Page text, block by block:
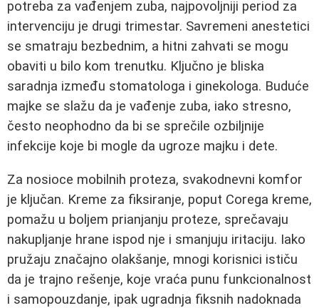
potreba za vađenjem zuba, najpovoljniji period za
intervenciju je drugi trimestar. Savremeni anestetici
se smatraju bezbednim, a hitni zahvati se mogu
obaviti u bilo kom trenutku. Ključno je bliska
saradnja između stomatologa i ginekologa. Buduće
majke se slažu da je vađenje zuba, iako stresno,
često neophodno da bi se sprečile ozbiljnije
infekcije koje bi mogle da ugroze majku i dete.
Za nosioce mobilnih proteza, svakodnevni komfor
je ključan. Kreme za fiksiranje, poput Corega kreme,
pomažu u boljem prianjanju proteze, sprečavaju
nakupljanje hrane ispod nje i smanjuju iritaciju. Iako
pružaju značajno olakšanje, mnogi korisnici ističu
da je trajno rešenje, koje vraća punu funkcionalnost
i samopouzdanje, ipak ugradnja fiksnih nadoknada